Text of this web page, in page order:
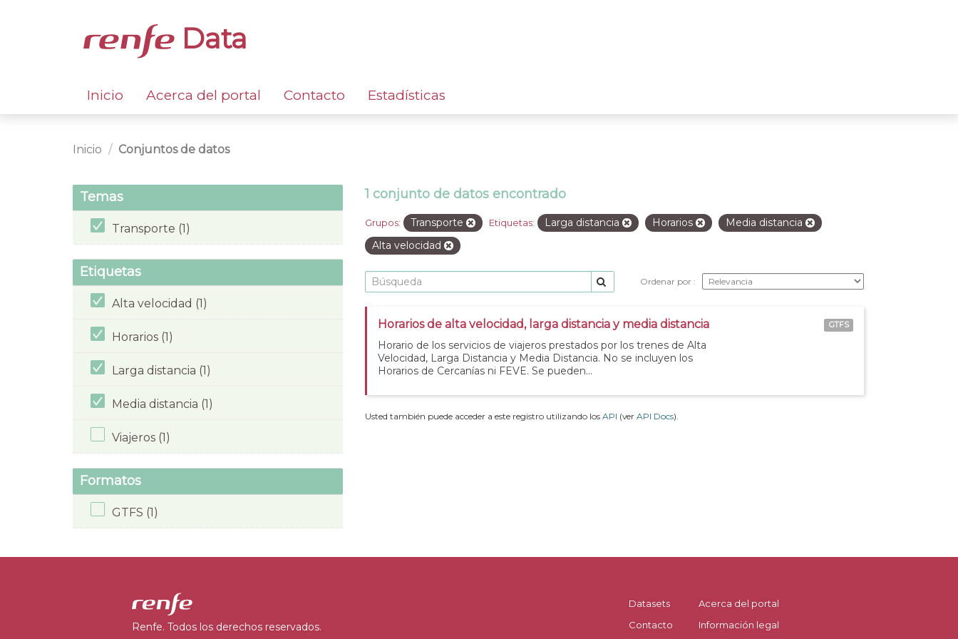
Data
Inicio Acerca del portal Contacto Estadísticas
Inicio Conjuntos de datos
Temas
Transporte (1)
Etiquetas
Alta velocidad (1)
Horarios (1)
Larga distancia (1)
Media distancia (1)
Viajeros (1)
Formatos
GTFS (1)
1 conjunto de datos encontrado
Grupos: Transporte Etiquetas: Larga distancia Horarios
Media distancia
Alta velocidad
Ordenar por
Horarios de alta velocidad, larga distancia y media distancia
Horario de los servicios de viajeros prestados por los trenes de Alta
Velocidad, Larga Distancia y Media Distancia. No se incluyen los
Horarios de Cercanías ni FEVE. Se pueden...
GTFS
Usted también puede acceder a este registro utilizando los API (ver API Docs).
Renfe. Todos los derechos reservados.
Datasets
Contacto
Acerca del portal
Información legal